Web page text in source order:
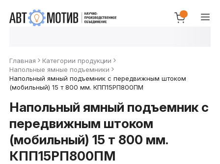
Главная
Категории продукции
Напольные ямные подъемники
Напольный ямный подъемник с передвижным штоком
(мобильный) 15 т 800 мм. КПП15РП800ПМ
Напольный ямный подъемник с
передвижным штоком
(мобильный) 15 т 800 мм.
КПП15РП800ПМ